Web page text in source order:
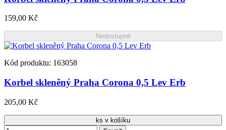
159,00 Kč
Nedostupné
Kód produktu: 163058
Korbel skleněný Praha Corona 0,5 Lev Erb
205,00 Kč
ks v košíku